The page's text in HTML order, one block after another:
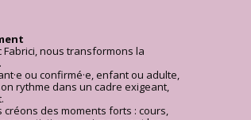
Fabrici, nous transformons la
ou confirmé·e, enfant ou adulte,
rythme dans un cadre exigeant,
créons des moments forts : cours,